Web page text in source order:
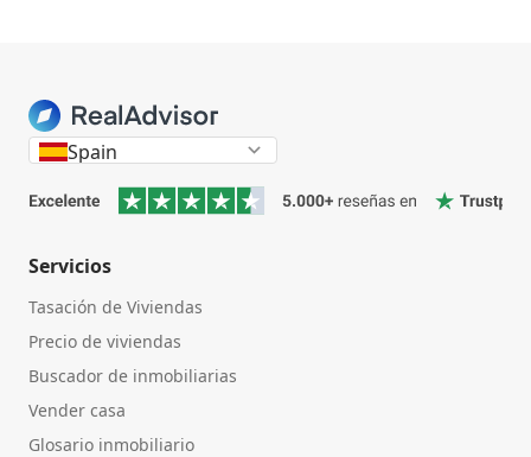
Spain
Servicios
Tasación de Viviendas
Precio de viviendas
Buscador de inmobiliarias
Vender casa
Glosario inmobiliario